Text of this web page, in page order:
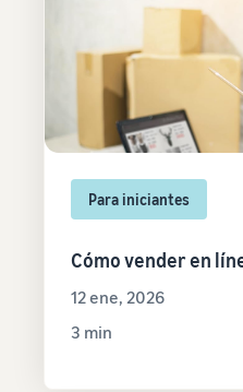
Para iniciantes
Cómo vender en
12 ene, 2026
3 min